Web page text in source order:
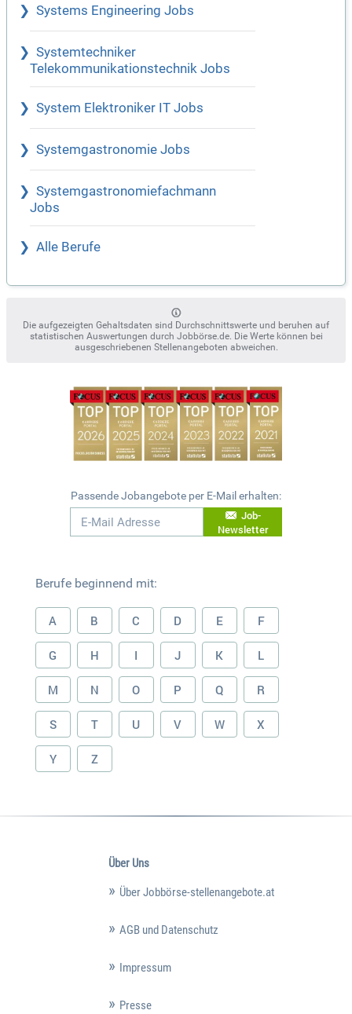
Systems Engineering Jobs
Systemtechniker
Telekommunikationstechnik Jobs
System Elektroniker IT Jobs
Systemgastronomie Jobs
Systemgastronomiefachmann
Jobs
Alle Berufe
Die aufgezeigten Gehaltsdaten sind Durchschnittswerte und beruhen auf
statistischen Auswertungen durch Jobbörse.de. Die Werte können bei
ausgeschriebenen Stellenangeboten abweichen.
Passende Jobangebote per E-Mail erhalten:
Job-
Newsletter
Berufe beginnend mit:
A B C D E F
G H I J K L
M N O P Q R
S T U V W X
Y Z
Über Uns
Über Jobbörse-stellenangebote.at
AGB und Datenschutz
Impressum
Presse